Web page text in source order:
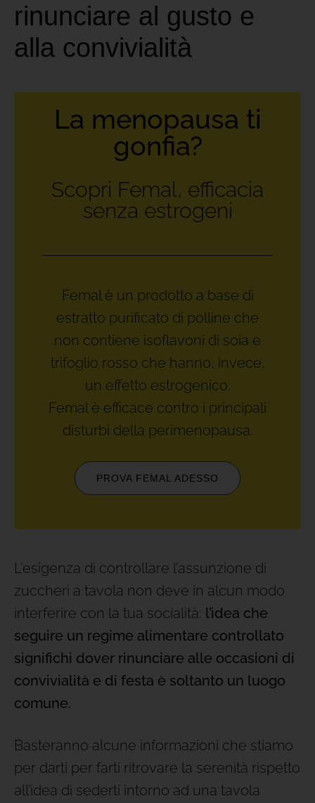
rinunciare al gusto e
alla convivialità
La menopausa ti
gonfia?
Scopri Femal, efficacia
senza estrogeni
Femal è un prodotto a base di
estratto purificato di polline che
non contiene isoflavoni di soia e
trifoglio rosso che hanno, invece,
un effetto estrogenico.
Femal è efficace contro i principali
disturbi della perimenopausa.
PROVA FEMAL ADESSO
L’esigenza di controllare l’assunzione di
zuccheri a tavola non deve in alcun modo
interferire con la tua socialità: l’idea che
seguire un regime alimentare controllato
significhi dover rinunciare alle occasioni di
convivialità e di festa è soltanto un luogo
comune.
Basteranno alcune informazioni che stiamo
per darti per farti ritrovare la serenità rispetto
all’idea di sederti intorno ad una tavola